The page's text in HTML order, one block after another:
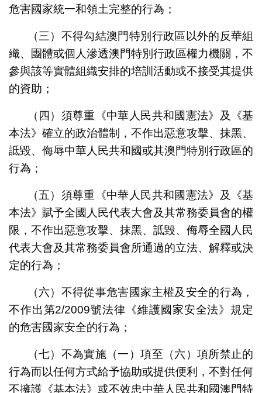
危害國家統一和領土完整的行為；
（三）不得勾結澳門特別行政區以外的反華組
織、團體或個人滲透澳門特別行政區權力機關，不
參與該等實體組織安排的培訓活動或不接受其提供
的資助；
（四）須尊重《中華人民共和國憲法》及
《基
本法》 確立的政治體制，不作出惡意攻擊、抹黑、
詆毀、侮辱中華人民共和國或其澳門特別行政區的
行為；
（五）須尊重《中華人民共和國憲法》及
《基
本法》 賦予全國人民代表大會及其常務委員會的權
限，不作出惡意攻擊、抹黑、詆毀、侮辱全國人民
代表大會及其常務委員會所通過的立法、解釋或決
定的行為；
（六）不得從事危害國家主權及安全的行為，
不作出第2/2009號法律 《維護國家安全法》規定
的危害國家安全的行為；
（七）不為實施（一）項至（六）項所禁止的
行為而以任何方式給予協助或提供便利，不對任何
不擁護 《基本法》 或不效忠中華人民共和國澳門特